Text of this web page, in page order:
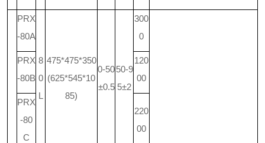
PRX
-80A
8
0
L
475*475*350
(625*545*10
85)
0-50
±0.5
50-9
5±2
300
0
PRX
-80B
120
00
PRX
-80
C
220
00